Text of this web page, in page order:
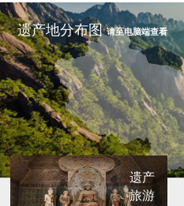
遗产地分布图请至电脑端查看
遗产
旅游